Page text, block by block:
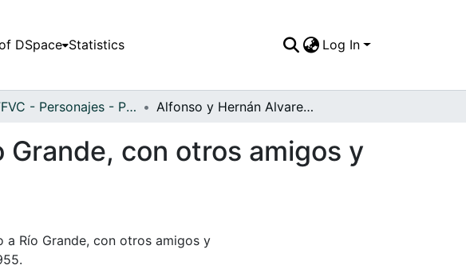
DSpace Statistics Log In
APFFVC - Personajes - Patrimonial Alfonso y Hernán Alvarez de paseo a Río Grande, con otros amigos y con el cura a bordo
Grande, con otros amigos y
a Río Grande, con otros amigos y